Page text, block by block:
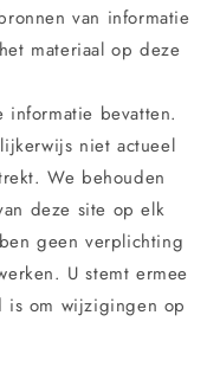
van informatie
materiaal op deze
informatie bevatten.
niet actueel
We behouden
deze site op elk
geen verplichting
U stemt ermee
is om wijzigingen op